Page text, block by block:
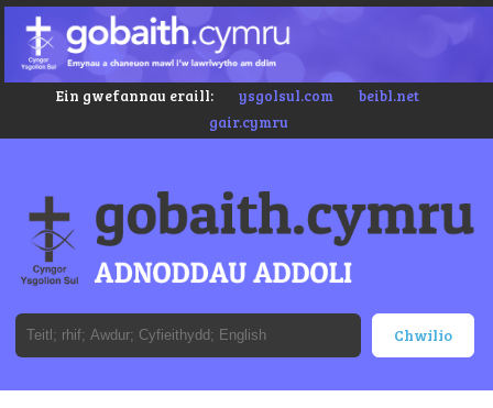
Ein gwefannau eraill: ysgolsul.com
beibl.net
gair.cymru